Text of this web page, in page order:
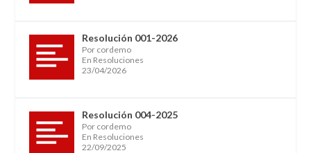
Resolución 001-2026
Por cordemo
En Resoluciones
23/04/2026
Resolución 004-2025
Por cordemo
En Resoluciones
22/09/2025